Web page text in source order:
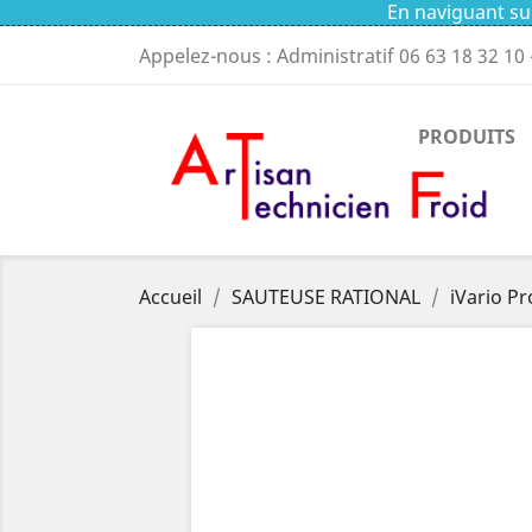
En naviguant
Appelez-nous : Administratif06 63 18 32 10
PRODUITS
Accueil SAUTEUSE RATIONAL iVario